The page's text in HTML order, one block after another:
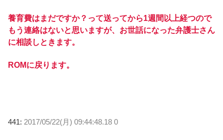
養育費はまだですか？って送ってから1週間以上経つので
もう連絡はないと思いますが、お世話になった弁護士さん
に相談しときます。
ROMに戻ります。
441: 2017/05/22(月) 09:44:48.18 0